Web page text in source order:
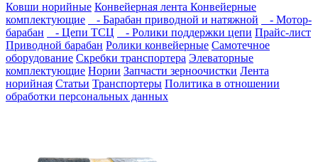
Ковши норийные Конвейерная лента Конвейерные
комплектующие
- Барабан приводной и натяжной
- Мотор-
барабан
- Цепи ТСЦ - Ролики поддержки цепи Прайс-лист
Приводной барабан Ролики конвейерные Самотечное
оборудование Скребки транспортера Элеваторные
комплектующие Нории Запчасти зерноочистки Лента
норийная Статьи Транспортеры Политика в отношении
обработки персональных данных